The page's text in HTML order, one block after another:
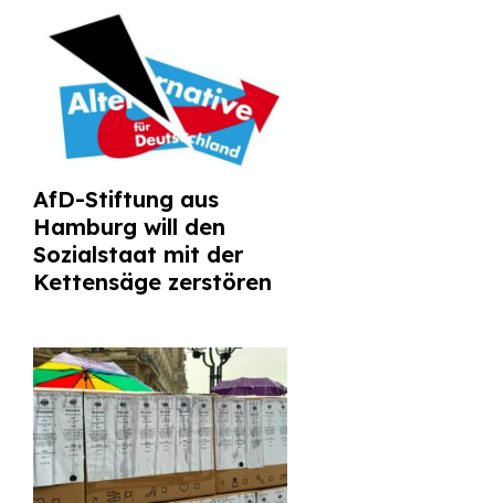
AfD-Stiftung aus
Hamburg will den
Sozialstaat mit der
Kettensäge zerstören